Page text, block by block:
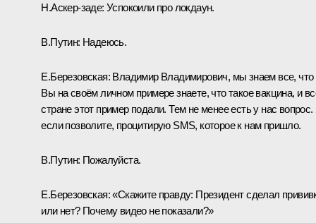
Н.Аскер-заде: Успокоили про локдаун.
В.Путин: Надеюсь.
Е.Березовская: Владимир Владимирович, мы знаем все, что
Вы на своём личном примере знаете, что такое вакцина, и
стране этот пример подали. Тем не менее есть у нас
если позволите, процитирую SMS, которое к нам пришло.
В.Путин: Пожалуйста.
Е.Березовская:«Скажите правду: Президент сделал
или нет? Почему видео не показали?»